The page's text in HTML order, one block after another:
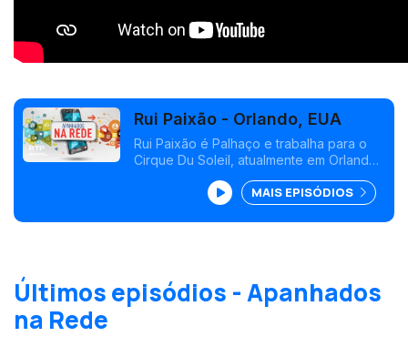
Rui Paixão - Orlando, EUA
Rui Paixão é Palhaço e trabalha para o
Cirque Du Soleil, atualmente em Orlando,
MAIS EPISÓDIOS
Últimos episódios - Apanhados
na Rede